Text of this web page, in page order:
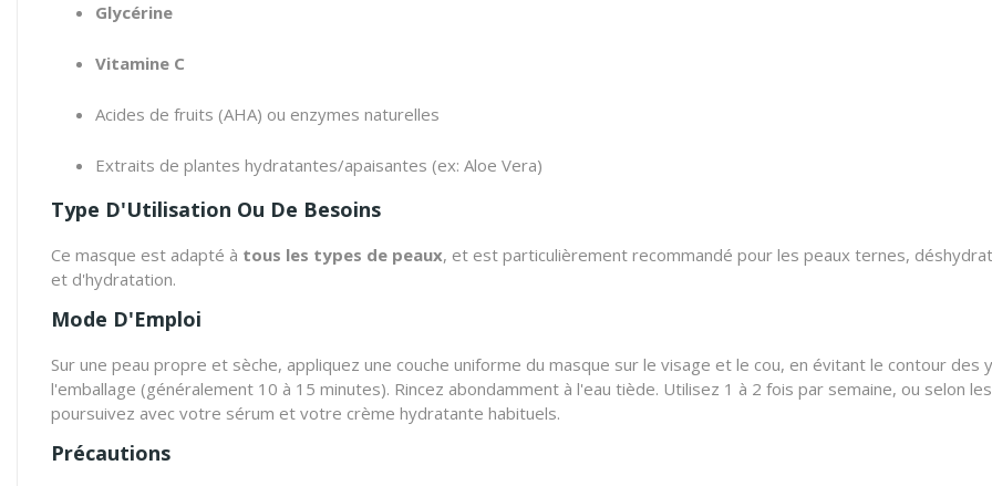
Glycérine
Vitamine C
Acides de fruits (AHA) ou enzymes naturelles
Extraits de plantes hydratantes/apaisantes (ex: Aloe Vera)
Type D'Utilisation Ou De Besoins
Ce masque est adapté à tous les types de peaux, et est particulièrement recommandé pour les peaux ternes,
et d'hydratation.
Mode D'Emploi
Sur une peau propre et sèche, appliquez une couche uniforme du masque sur le visage et le cou, en évitant le contour
l'emballage (généralement 10 à 15 minutes). Rincez abondamment à l'eau tiède. Utilisez 1 à 2 fois par semaine, ou selon
poursuivez avec votre sérum et votre crème hydratante habituels.
Précautions